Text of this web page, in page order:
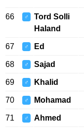
66 ♂
Tord Solli
Haland
67 ♂ Ed
68 ♂ Sajad
69 ♂ Khalid
70 ♂ Mohamad
71 ♂ Ahmed